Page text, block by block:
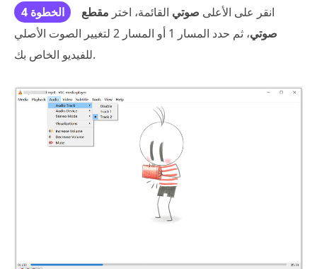
الخطوة 4 انقر على الأعلى صوتي القائمة، اختر مقطع
صوتي
، ثم حدد المسار 1 أو المسار 2 لتغيير الصوت الأصلي
للفيديو الخاص بك.